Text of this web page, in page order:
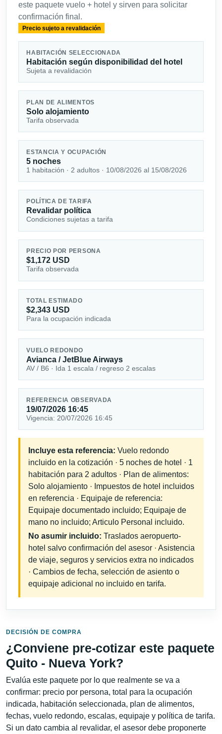
este paquete vuelo + hotel y sirven para solicitar
confirmación final.
Precio sujeto a revalidación
HABITACIÓN SELECCIONADA
Habitación según disponibilidad del hotel
Sujeta a revalidación
PLAN DE ALIMENTOS
Solo alojamiento
Tarifa observada
ESTANCIA Y OCUPACIÓN
5 noches
1 habitación · 2 adultos · 10/08/2026 al 15/08/2026
POLÍTICA DE TARIFA
Revalidar política
Condiciones sujetas a tarifa
PRECIO POR PERSONA
$1,172 USD
Tarifa observada
TOTAL ESTIMADO
$2,343 USD
Para la ocupación indicada
VUELO REDONDO
Avianca / JetBlue Airways
AV / B6 · Ida 1 escala / regreso 2 escalas
REFERENCIA OBSERVADA
19/07/2026 16:45
Vigencia: 20/07/2026 16:45
Incluye esta referencia: Vuelo redondo
incluido en la cotización · 5 noches de hotel · 1
habitación para 2 adultos · Plan de alimentos:
Solo alojamiento · Impuestos de hotel incluidos
en referencia · Equipaje de referencia:
Equipaje documentado incluido; Equipaje de
mano no incluido; Articulo Personal incluido.
No asumir incluido: Traslados aeropuerto-
hotel salvo confirmación del asesor · Asistencia
de viaje, seguros y servicios extra no indicados
· Cambios de fecha, selección de asiento o
equipaje adicional no incluido en tarifa.
DECISIÓN DE COMPRA
¿Conviene pre-cotizar este paquete
Quito - Nueva York?
Evalúa este paquete por lo que realmente se va a
confirmar: precio por persona, total para la ocupación
indicada, habitación seleccionada, plan de alimentos,
fechas, vuelo redondo, escalas, equipaje y política de tarifa.
Si un dato cambia al revalidar, el asesor debe proponerte